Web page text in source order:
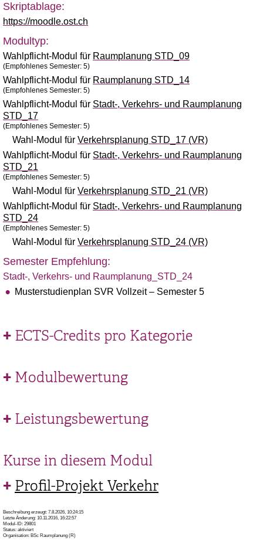
Skriptablage:
https://moodle.ost.ch
Modultyp:
Wahlpflicht-Modul für Raumplanung STD_09
(Empfohlenes Semester: 5)
Wahlpflicht-Modul für Raumplanung STD_14
(Empfohlenes Semester: 5)
Wahlpflicht-Modul für Stadt-, Verkehrs- und Raumplanung
STD_17
(Empfohlenes Semester: 5)
Wahl-Modul für Verkehrsplanung STD_17 (VR)
Wahlpflicht-Modul für Stadt-, Verkehrs- und Raumplanung
STD_21
(Empfohlenes Semester: 5)
Wahl-Modul für Verkehrsplanung STD_21 (VR)
Wahlpflicht-Modul für Stadt-, Verkehrs- und Raumplanung
STD_24
(Empfohlenes Semester: 5)
Wahl-Modul für Verkehrsplanung STD_24 (VR)
Semester Empfehlung:
Stadt-, Verkehrs- und Raumplanung_STD_24
Musterstudienplan SVR Vollzeit – Semester 5
ECTS-Credits pro Kategorie
Modulbewertung
Leistungsbewertung
Kurse in diesem Modul
Profil-Projekt Verkehr
Beschreibung erzeugt: 7.8.2026, 10:24:15
Letzte Änderung: 10.11.2016, 16:22:57
Modul-ID: 29801
Status: aktiviert
Organisation: BSc Raumplanung (R)